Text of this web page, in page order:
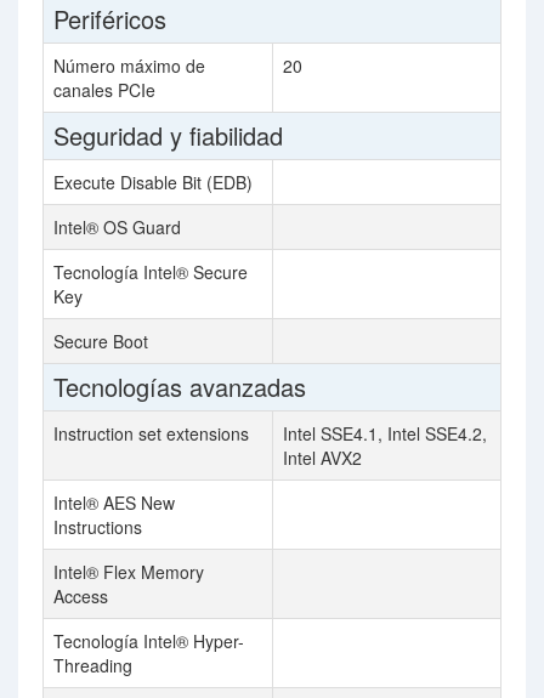
Periféricos
Número máximo de
canales PCIe
20
Seguridad y fiabilidad
Execute Disable Bit (EDB)
Intel® OS Guard
Tecnología Intel® Secure
Key
Secure Boot
Tecnologías avanzadas
Instruction set extensions
Intel SSE4.1, Intel SSE4.2,
Intel AVX2
Intel® AES New
Instructions
Intel® Flex Memory
Access
Tecnología Intel® Hyper-
Threading